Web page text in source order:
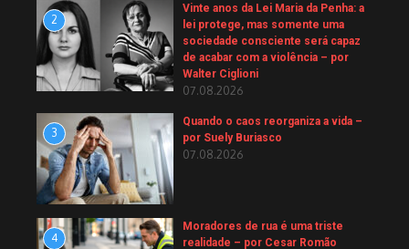
2
Vinte anos da Lei Maria da Penha: a
lei protege, mas somente uma
sociedade consciente será capaz
de acabar com a violência – por
Walter Ciglioni
07.08.2026
3
Quando o caos reorganiza a vida –
por Suely Buriasco
07.08.2026
4
Moradores de rua é uma triste
realidade – por Cesar Romão